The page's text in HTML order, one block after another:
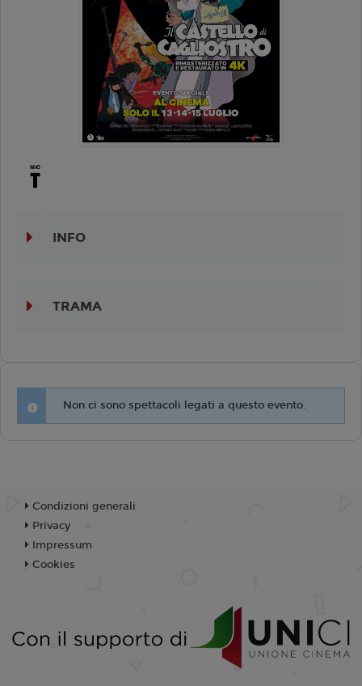
INFO
TRAMA
Non ci sono spettacoli legati a questo evento.
Condizioni generali
Privacy
Impressum
Cookies